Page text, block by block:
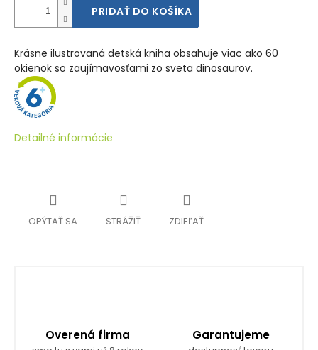
PRIDAŤ DO KOŠÍKA
Krásne ilustrovaná detská kniha obsahuje viac ako 60
okienok so zaujímavosťami zo sveta dinosaurov.
Detailné informácie
OPÝTAŤ SA STRÁŽIŤ ZDIEĽAŤ
Overená firma Garantujeme